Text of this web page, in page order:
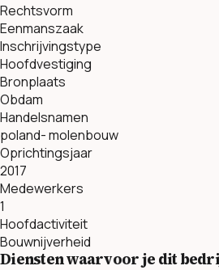
Rechtsvorm
Eenmanszaak
Inschrijvingstype
Hoofdvestiging
Bronplaats
Obdam
Handelsnamen
poland- molenbouw
Oprichtingsjaar
2017
Medewerkers
1
Hoofdactiviteit
Bouwnijverheid
Diensten waarvoor je dit